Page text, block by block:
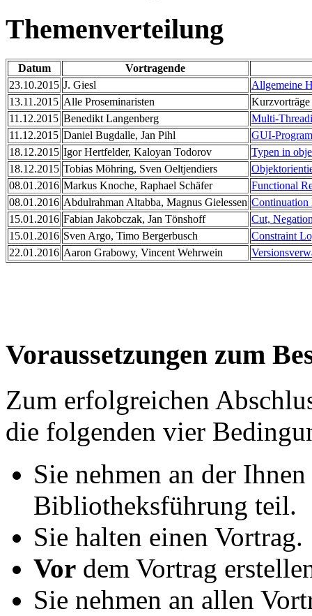
Themenverteilung
Datum
Vortragende
23.10.2015 J. Giesl
Allgemeine
13.11.2015 Alle Proseminaristen
Kurzvorträge
11.12.2015 Benedikt Langenberg
Multi-
11.12.2015 Daniel Bugdalle, Jan Pihl
GUI-
18.12.2015 Igor Hertfelder, Kaloyan Todorov
Typen in
18.12.2015 Tobias Möhring, Sven Oeltjendiers
08.01.2016 Markus Knoche, Raphael Schäfer
Functional
08.01.2016 Abdulrahman Altabba, Magnus Gielessen Continuation
15.01.2016 Fabian Jakobczak, Jan Tönshoff
Cut,
15.01.2016 Sven Argo, Timo Bergerbusch
Constraint
22.01.2016 Aaron Grabowy, Vincent Wehrwein
Voraussetzungen zum
Zum erfolgreichen
die folgenden vier
Sie nehmen an der
Bibliotheksführung teil.
Sie halten einen Vortrag.
Vor dem Vortrag
Sie nehmen an allen